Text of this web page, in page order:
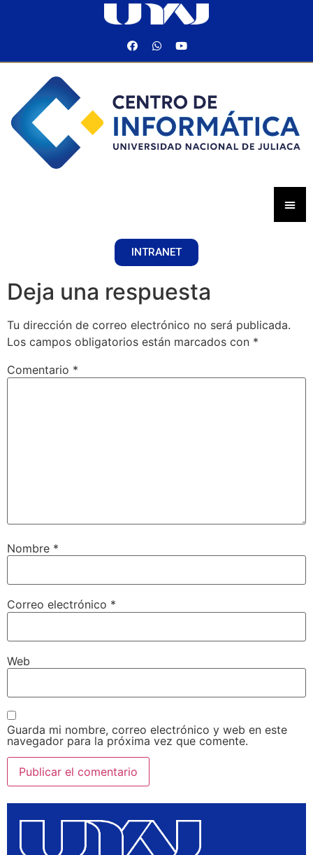
INTRANET
Deja una respuesta
Tu dirección de correo electrónico no será publicada.
Los campos obligatorios están marcados con *
Comentario *
Nombre *
Correo electrónico *
Web
Guarda mi nombre, correo electrónico y web en este
navegador para la próxima vez que comente.